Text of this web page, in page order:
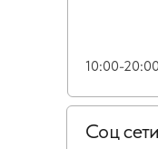
10:00-
Соц сети